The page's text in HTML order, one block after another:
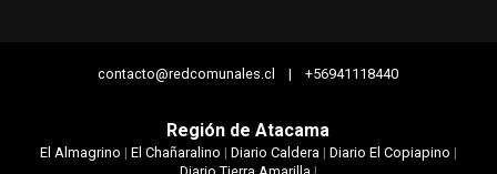
contacto@redcomunales.cl | +56941118440
Región de Atacama
El Almagrino | El Chañaralino | Diario Caldera | Diario El Copiapino |